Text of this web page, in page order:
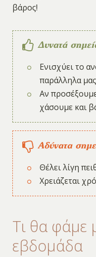
βάρος!
Δυνατά
Ενισχύει το
παράλληλα μας
Αν
χάσουμε και
Αδύνατα
Θέλει λίγη
Χρειάζεται
Τι θα φάμε
εβδομάδα